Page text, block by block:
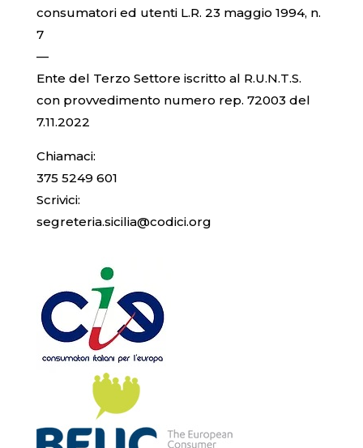
consumatori ed utenti L.R. 23 maggio 1994, n.
7
—
Ente del Terzo Settore iscritto al R.U.N.T.S.
con provvedimento numero rep. 72003 del
7.11.2022
Chiamaci:
375 5249 601
Scrivici:
segreteria.sicilia@codici.org